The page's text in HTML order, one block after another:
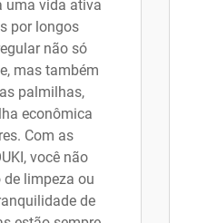
uma vida ativa
por longos
não só
mas também
palmilhas,
econômica
Com as
você não
limpeza ou
de